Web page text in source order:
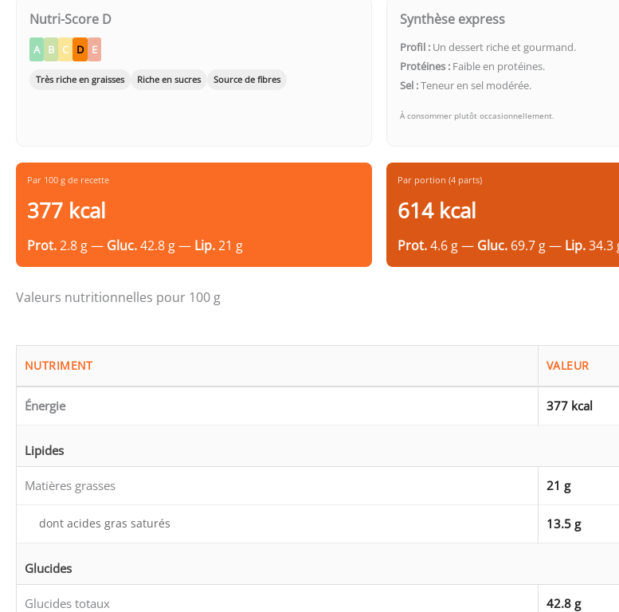
Nutri-Score D
A B C D E
Très riche en graisses Riche en sucres Source de fibres
Synthèse express
Profil : Un dessert riche et gourmand.
Protéines : Faible en protéines.
Sel :Teneur en sel modérée.
À consommer plutôt occasionnellement.
Par 100 g de recette
377 kcal
Prot.2.8 g — Gluc.42.8 g — Lip.21 g
Par portion (4 parts)
614 kcal
Prot.4.6 g — Gluc. 69.7 g — Lip.34.3
Valeurs nutritionnelles pour 100 g
NUTRIMENT VALEUR
Énergie 377 kcal
Lipides
Matières grasses 21 g
dont acides gras saturés 13.5 g
Glucides
Glucides totaux 42.8 g